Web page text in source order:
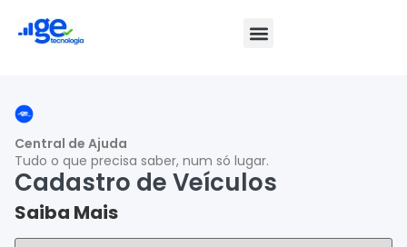
Central de Ajuda
Tudo o que precisa saber, num só lugar.
Cadastro de Veículos
Saiba Mais